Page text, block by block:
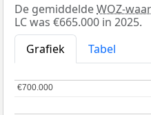
De gemiddeldeWOZ-
LC was €665.000 in 2025.
Grafiek
Tabel
€700.000
€700.000